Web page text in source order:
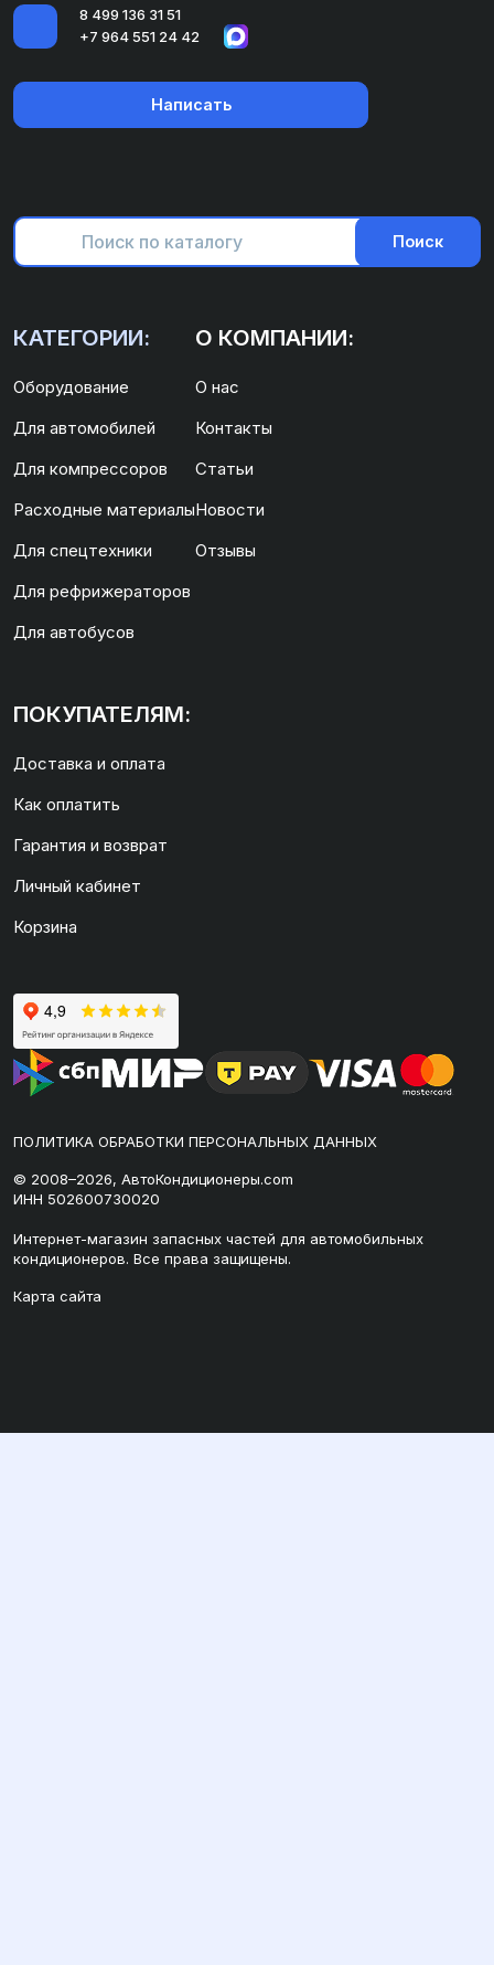
8 499 136 31 51
+7 964 551 24 42
Написать
Поиск
КАТЕГОРИИ:
Оборудование
Для автомобилей
Для компрессоров
Расходные материалы
Для спецтехники
Для рефрижераторов
Для автобусов
О КОМПАНИИ:
О нас
Контакты
Статьи
Новости
Отзывы
ПОКУПАТЕЛЯМ:
Доставка и оплата
Как оплатить
Гарантия и возврат
Личный кабинет
Корзина
ПОЛИТИКА ОБРАБОТКИ ПЕРСОНАЛЬНЫХ ДАННЫХ
© 2008–2026, АвтоКондиционеры.com
ИНН 502600730020
Интернет-магазин запасных частей для автомобильных
кондиционеров. Все права защищены.
Карта сайта